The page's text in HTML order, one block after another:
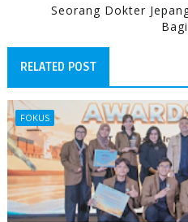
Seorang Dokter
RELATED POST
FOKUS